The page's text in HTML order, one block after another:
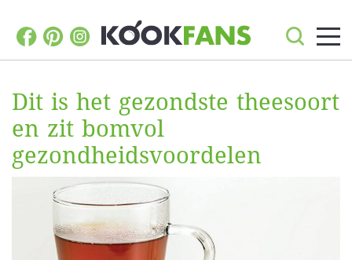
Dit is het gezondste theesoort
en zit bomvol
gezondheidsvoordelen